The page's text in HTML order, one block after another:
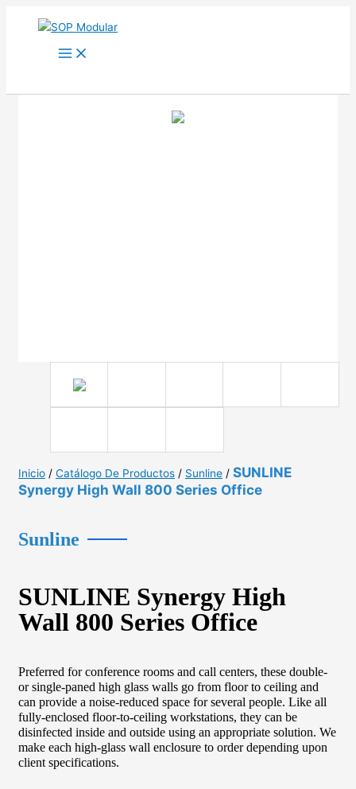
Inicio / Catálogo De Productos / Sunline / SUNLINE
Synergy High Wall 800 Series Office
Sunline
SUNLINE Synergy High
Wall 800 Series Office
Preferred for conference rooms and call centers, these double-
or single-paned high glass walls go from floor to ceiling and
can provide a noise-reduced space for several people. Like all
fully-enclosed floor-to-ceiling workstations, they can be
disinfected inside and outside using an appropriate solution. We
make each high-glass wall enclosure to order depending upon
client specifications.